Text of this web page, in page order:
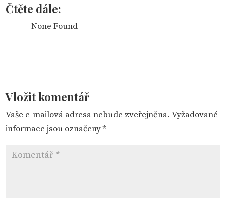
Čtěte dále:
None Found
Vložit komentář
Vaše e-mailová adresa nebude zveřejněna. Vyžadované
informace jsou označeny*